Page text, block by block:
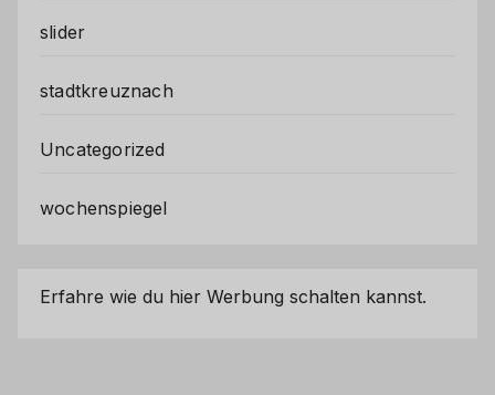
slider
stadtkreuznach
Uncategorized
wochenspiegel
Erfahre wie du hier Werbung schalten kannst.